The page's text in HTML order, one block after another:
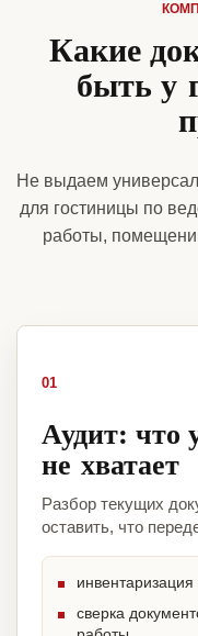
Какие
быть у
Не выдаем
для гостиницы по
работы,
01
Аудит: что
не хватает
Разбор текущих
оставить, что
сверка